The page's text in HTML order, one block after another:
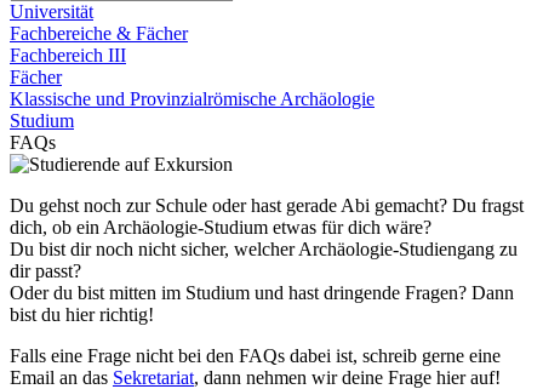
Universität
Fachbereiche & Fächer
Fachbereich III
Fächer
Klassische und Provinzialrömische Archäologie
Studium
FAQs
Du gehst noch zur Schule oder hast gerade Abi gemacht? Du fragst
dich, ob ein Archäologie-Studium etwas für dich wäre?
Du bist dir noch nicht sicher, welcher Archäologie-Studiengang zu
dir passt?
Oder du bist mitten im Studium und hast dringende Fragen? Dann
bist du hier richtig!
Falls eine Frage nicht bei den FAQs dabei ist, schreib gerne eine
Email an das Sekretariat, dann nehmen wir deine Frage hier auf!